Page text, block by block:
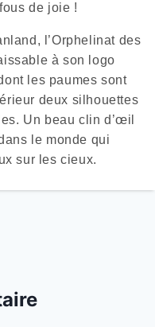
de joie !
l’Orphelinat des
à son logo
les paumes sont
deux silhouettes
Un beau clin d’œil
le monde qui
sur les cieux.